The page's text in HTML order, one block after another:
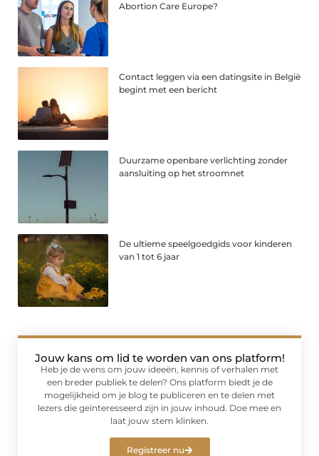
Abortion Care Europe?
Contact leggen via een datingsite in België
begint met een bericht
Duurzame openbare verlichting zonder
aansluiting op het stroomnet
De ultieme speelgoedgids voor kinderen
van 1 tot 6 jaar
Jouw kans om lid te worden van ons platform!
Heb je de wens om jouw ideeën, kennis of verhalen met
een breder publiek te delen? Ons platform biedt je de
mogelijkheid om je blog te publiceren en te delen met
lezers die geïnteresseerd zijn in jouw inhoud. Doe mee en
laat jouw stem klinken.
Registreer nu